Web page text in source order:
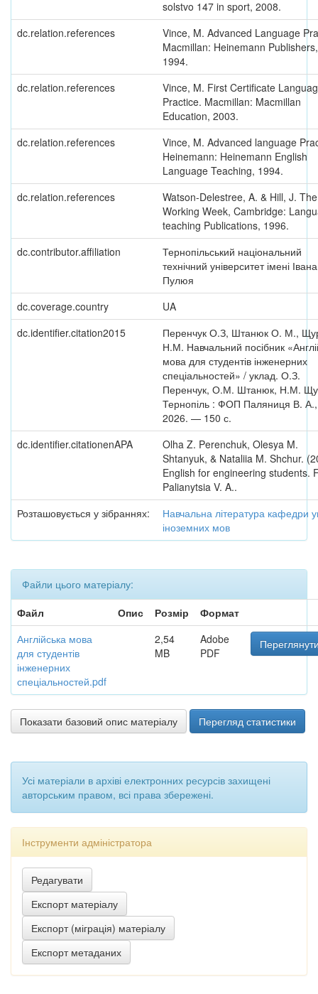
solstvo 147 in sport, 2008.
dc.relation.references
Vince, M. Advanced Language
Macmillan: Heinemann Publishers,
1994.
dc.relation.references
Vince, M. First Certificate
Practice. Macmillan: Macmillan
Education, 2003.
dc.relation.references
Vince, M. Advanced language
Heinemann: Heinemann English
Language Teaching, 1994.
dc.relation.references
Watson-Delestree, A. & Hill, J. The
Working Week, Cambridge:
teaching Publications, 1996.
dc.contributor.affiliation
Тернопільський національний
технічний університет імені Івана
Пулюя
dc.coverage.country
UA
dc.identifier.citation2015
Перенчук О.З, Штанюк О. М.,
Н.М. Навчальний посібник
мова для студентів інженерних
спеціальностей» / уклад. О.З.
Перенчук, О.М. Штанюк, Н.М.
Тернопіль : ФОП Паляниця В. А.,
2026. — 150 с.
dc.identifier.citationenAPA
Olha Z. Perenchuk, Olesya M.
Shtanyuk, & Nataliia M. Shchur.
English for engineering students.
Palianytsia V. A..
Розташовується у зібраннях:
Навчальна література кафедри
іноземних мов
Файли цього матеріалу:
Файл
Опис Розмір
Формат
Англійська мова
для студентів
інженерних
спеціальностей.pdf
2,54
MB
Adobe
PDF
Показати базовий опис матеріалу Перегляд статистики
Усі матеріали в архіві електронних ресурсів захищені
авторським правом, всі права збережені.
Інструменти адміністратора